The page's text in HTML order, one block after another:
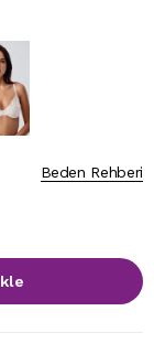
Beden Rehberi